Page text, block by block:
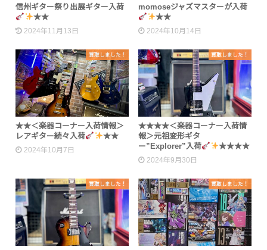
信州ギター祭り出展ギター入荷
★★
2024年11月13日
momoseジャズマスターが入荷
★★
2024年10月14日
買取しました！
★★＜楽器コーナー入荷情報＞
レアギター続々入荷
★★
2024年10月7日
買取しました！
★★★★＜楽器コーナー入荷情
報＞元祖変形ギタ
ー”Explorer”入荷
★★★★
2024年9月30日
買取しました！ 買取しました！